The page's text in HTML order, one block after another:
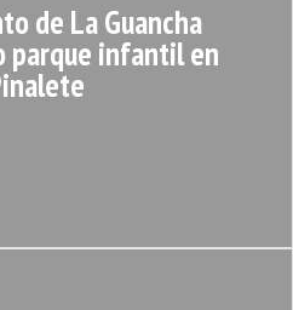
de La Guancha
parque infantil en